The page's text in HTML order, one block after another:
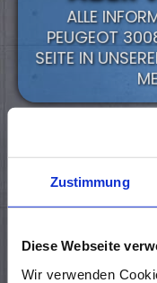
Zustimmung
Diese Webseite
Wir verwenden
ALLE
PEUGEOT
SEITE IN
Standort wählen*